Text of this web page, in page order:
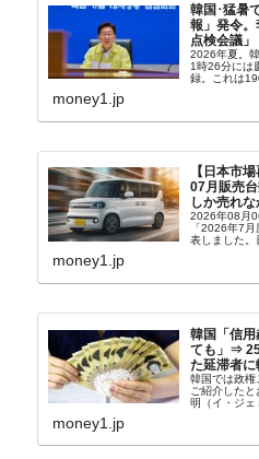
韓国･猛暑
報」発令
点検会議」
2026年夏。
1時26分には
録。これは
ウル市全域
money1.jp
【日本市
07月販売
しか売れ
2026年08月
「2026年7
表しました。
車』、また
台数はこの
money1.jp
韓国「信
ても」⇒
た延滞者に
韓国では政権
ご紹介した
明（イ・ジェ
バンクにし
money1.jp